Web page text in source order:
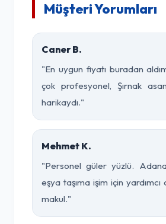
Müşteri Yorumları
Caner B.
"En uygun fiyatı buradan
çok profesyonel, Şırnak
harikaydı."
Mehmet K.
"Personel güler yüzlü.
eşya taşıma işim için
makul."